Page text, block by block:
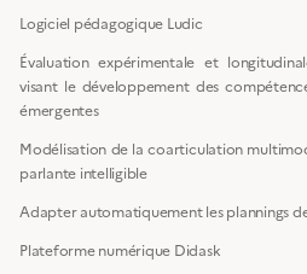
Logiciel pédagogique Ludic
Évaluation expérimentale et
visant le développement des
émergentes
Modélisation de la coarticulation
parlante intelligible
Adapter automatiquement les plannings
Plateforme numérique Didask